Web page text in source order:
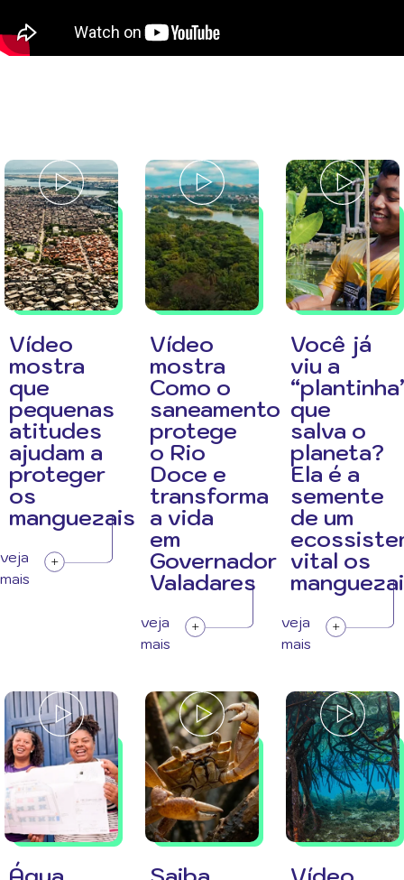
Vídeo
mostra
que
pequenas
atitudes
ajudam a
proteger
os
manguezais
veja
mais
Vídeo
mostra
Como o
saneamento
protege
o Rio
Doce e
transforma
a vida
em
Governador
Valadares
veja
mais
Você já
viu a
que
salva o
planeta?
Ela é a
semente
de um
vital os
veja
mais